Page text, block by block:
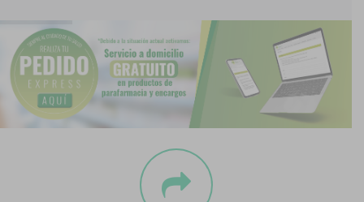
Pedidos express
Blog
Contacto
Boletín